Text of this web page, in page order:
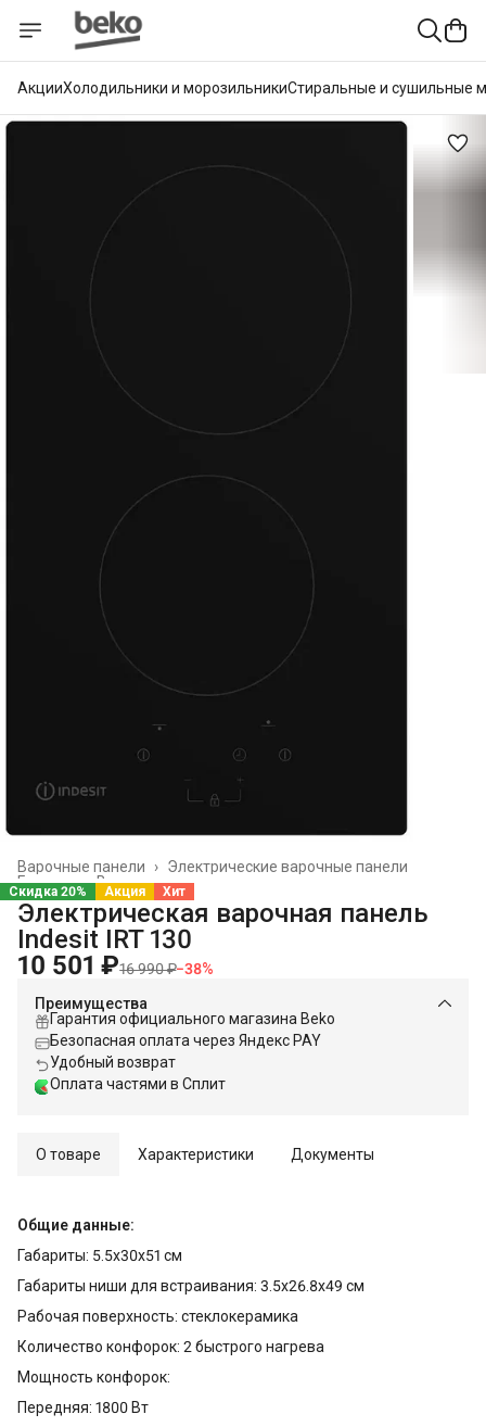
АкцииХолодильники и морозильникиСтиральные и сушильные
Электрические варочные панели
Варочные панели
›
Встраиваемая техника
Главная ›
Скидка 20% Акция Хит
Электрическая варочная панель
Indesit IRT 130
10 501 ₽16 990 ₽−38%
Преимущества
Гарантия официального магазина Beko
Безопасная оплата через Яндекс PAY
Удобный возврат
Оплата частями в Сплит
О товаре Характеристики Документы
Общие данные:
Габариты: 5.5x30x51 см
Габариты ниши для встраивания: 3.5x26.8x49 см
Рабочая поверхность: стеклокерамика
Количество конфорок: 2 быстрого нагрева
Мощность конфорок:
Передняя: 1800 Вт